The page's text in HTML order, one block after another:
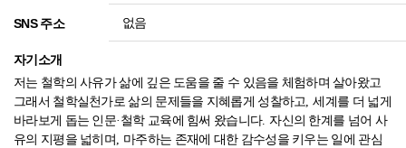
SNS 주소 없음
자기소개
저는 철학의 사유가 삶에 깊은 도움을 줄 수 있음을 체험하며 살아왔고
그래서 철학실천가로 삶의 문제들을 지혜롭게 성찰하고,세계를 더 넓게
바라보게 돕는 인문· 철학 교육에 힘써 왔습니다. 자신의 한계를 넘어 사
유의 지평을 넓히며 , 마주하는 존재에 대한 감수성을 키우는 일에 관심